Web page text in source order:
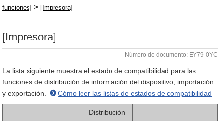
funciones] > [Impresora]
[Impresora]
Número de documento: EY79-0YC
La lista siguiente muestra el estado de compatibilidad para las
funciones de distribución de información del dispositivo, importación
y exportación.
Cómo leer las listas de estados de compatibilidad
Distribución